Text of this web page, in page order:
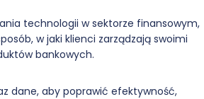
technologii w sektorze finansowym,
w jaki klienci zarządzają swoimi
bankowych.
dane, aby poprawić efektywność,